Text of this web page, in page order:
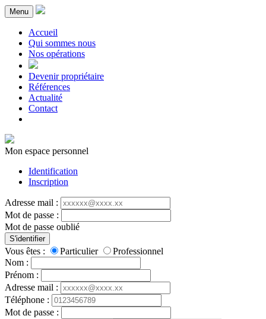
Menu
Accueil
Qui sommes nous
Nos opérations
Devenir propriétaire
Références
Actualité
Contact
Mon espace personnel
Identification
Inscription
Adresse mail :
Mot de passe :
Mot de passe oublié
S'identifier
Vous êtes : Particulier
Professionnel
Nom :
Prénom :
Adresse mail :
Téléphone :
Mot de passe :